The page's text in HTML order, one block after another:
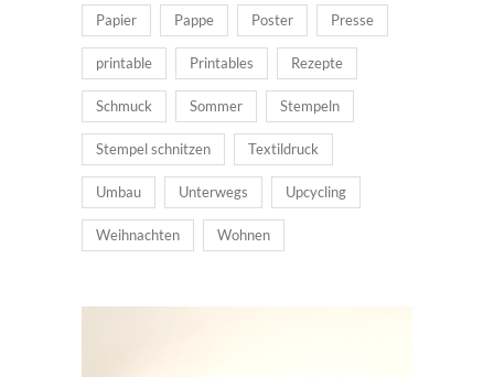
Papier Pappe Poster Presse
printable Printables Rezepte
Schmuck Sommer Stempeln
Stempel schnitzen Textildruck
Umbau Unterwegs Upcycling
Weihnachten Wohnen